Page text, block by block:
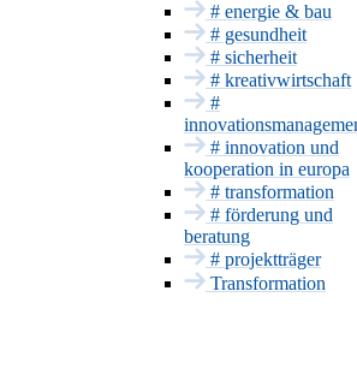
Gesundheit
Sicherheit
INNOVATIONSSERVICES
Förderung und
Beratung
Projektträger
Patente & CE
Europa und
International
Transformation
# energie & bau
# gesundheit
# sicherheit
# kreativwirtschaft
#
# innovation und
kooperation in europa
# transformation
# förderung und
beratung
# projektträger